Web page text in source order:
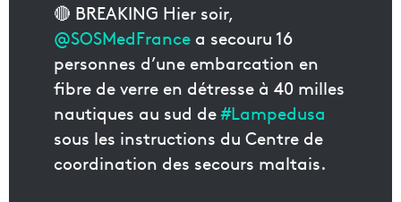
🔴 BREAKING Hier soir,
@SOSMedFrance a secouru 16
personnes d’une embarcation en
fibre de verre en détresse à 40 milles
nautiques au sud de#Lampedusa
sous les instructions du Centre de
coordination des secours maltais.